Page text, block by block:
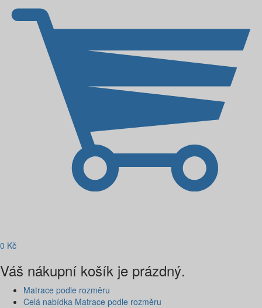
0 Kč
Váš nákupní košík je prázdný.
Matrace podle rozměru
Celá nabídka Matrace podle rozměru